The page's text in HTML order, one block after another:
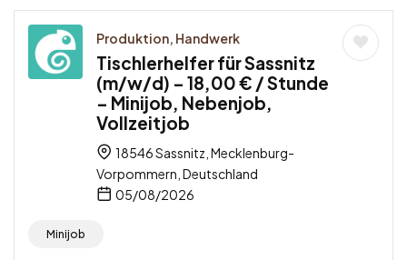
Produktion, Handwerk
Tischlerhelfer für Sassnitz
(m/w/d) – 18,00 € / Stunde
– Minijob, Nebenjob,
Vollzeitjob
18546 Sassnitz, Mecklenburg-
Vorpommern, Deutschland
05/08/2026
Minijob